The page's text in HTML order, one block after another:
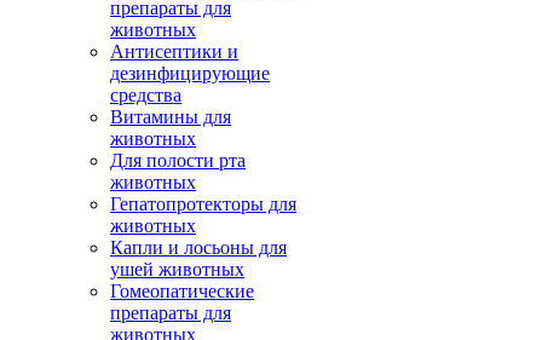
препараты для
животных
Антисептики и
дезинфицирующие
средства
Витамины для
животных
Для полости рта
животных
Гепатопротекторы для
животных
Капли и лосьоны для
ушей животных
Гомеопатические
препараты для
животных